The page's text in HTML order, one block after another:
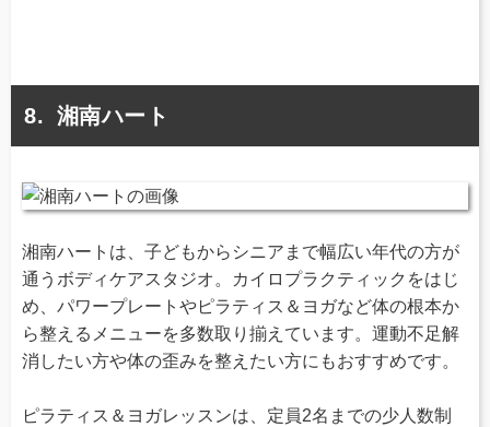
湘南ハート
湘南ハートは、子どもからシニアまで幅広い年代の方が
通うボディケアスタジオ。カイロプラクティックをはじ
め、パワープレートやピラティス＆ヨガなど体の根本か
ら整えるメニューを多数取り揃えています。運動不足解
消したい方や体の歪みを整えたい方にもおすすめです。
ピラティス＆ヨガレッスンは、定員2名までの少人数制